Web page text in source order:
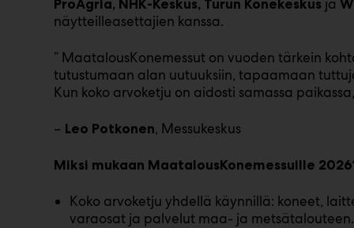
ProAgria, NHK-Keskus, Turun Konekeskus ja
näytteilleasettajien kanssa.
” MaatalousKonemessut on vuoden tärkein
tutustumaan alan uutuuksiin, tapaamaan
Kun koko arvoketju on aidosti samassa
– Leo Potkonen, Messukeskus
Miksi mukaan MaatalousKonemessuille
Koko arvoketju yhdellä käynnillä: koneet,
varaosat ja palvelut maa- ja metsätalouteen.